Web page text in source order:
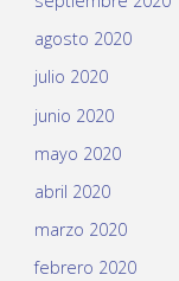
agosto 2020
julio 2020
junio 2020
mayo 2020
abril 2020
marzo 2020
febrero 2020